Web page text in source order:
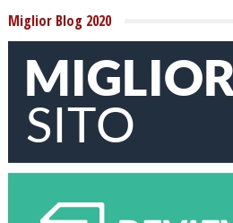
Miglior Blog 2020